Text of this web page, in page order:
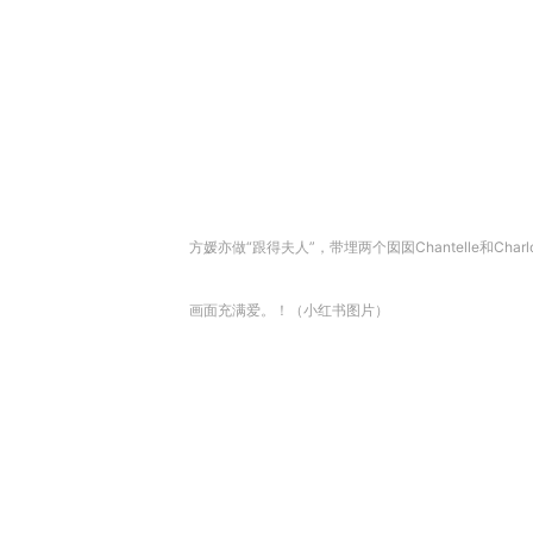
方媛亦做“跟得夫人”，带埋两个囡囡Chantelle和
画面充满爱。！（小红书图片）